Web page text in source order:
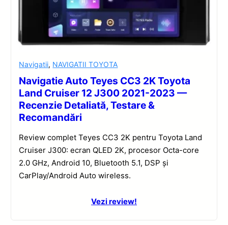
Navigatii, NAVIGATII TOYOTA
Navigatie Auto Teyes CC3 2K Toyota
Land Cruiser 12 J300 2021-2023 —
Recenzie Detaliată, Testare &
Recomandări
Review complet Teyes CC3 2K pentru Toyota Land
Cruiser J300: ecran QLED 2K, procesor Octa-core
2.0 GHz, Android 10, Bluetooth 5.1, DSP și
CarPlay/Android Auto wireless.
Vezi review!